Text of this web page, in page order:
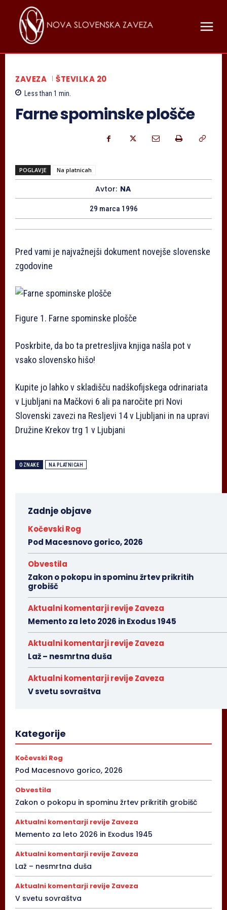
ZAVEZA ŠTEVILKA 20
Less than 1 min.
Farne spominske plošče
POGLAVJE Na platnicah
Avtor: NA
29 marca 1996
Pred vami je najvažnejši dokument novejše slovenske
zgodovine
Figure 1. Farne spominske plošče
Poskrbite, da bo ta pretresljiva knjiga našla pot v
vsako slovensko hišo!
Kupite jo lahko v skladišču nadškofijskega odrinariata
v Ljubljani na Mačkovi 6 ali pa naročite pri Novi
Slovenski zavezi na Resljevi 14 v Ljubljani in na upravi
Družine Krekov trg 1 v Ljubjani
OZNAKE NA PLATNICAH
Zadnje objave
Kočevski Rog
Pod Macesnovo gorico, 2026
Obvestila
Zakon o pokopu in spominu žrtev prikritih
grobišč
Aktualni komentarji revije Zaveza
Memento za leto 2026 in Exodus 1945
Aktualni komentarji revije Zaveza
Laž – nesmrtna duša
Aktualni komentarji revije Zaveza
V svetu sovraštva
Kategorije
Kočevski Rog
Pod Macesnovo gorico, 2026
Obvestila
Zakon o pokopu in spominu žrtev prikritih grobišč
Aktualni komentarji revije Zaveza
Memento za leto 2026 in Exodus 1945
Aktualni komentarji revije Zaveza
Laž – nesmrtna duša
Aktualni komentarji revije Zaveza
V svetu sovraštva